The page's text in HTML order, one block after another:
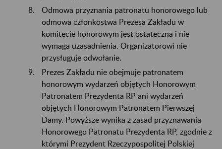
Odmowa przyznania patronatu honorowego lub
odmowa członkostwa Prezesa Zakładu w
komitecie honorowym jest ostateczna i nie
wymaga uzasadnienia. Organizatorowi nie
przysługuje odwołanie.
Prezes Zakładu nie obejmuje patronatem
honorowym wydarzeń objętych Honorowym
Patronatem Prezydenta RP ani wydarzeń
objętych Honorowym Patronatem Pierwszej
Damy. Powyższe wynika z zasad przyznawania
Honorowego Patronatu Prezydenta RP, zgodnie z
którymi Prezydent Rzeczypospolitej Polskiej